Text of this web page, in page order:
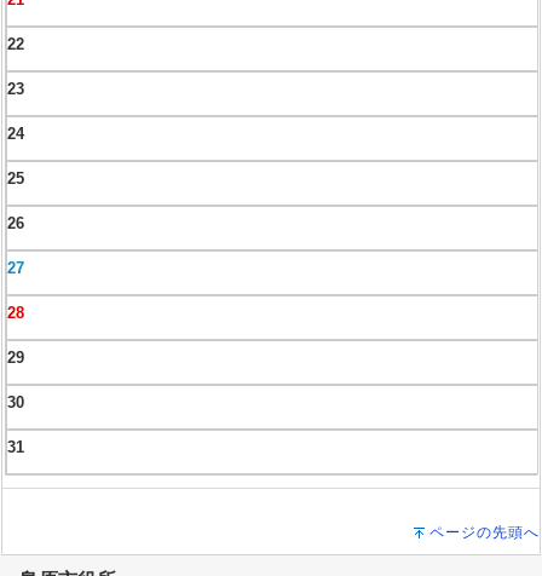
22
23
24
25
26
27
28
29
30
31
ページの先頭へ